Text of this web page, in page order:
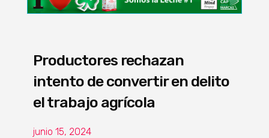
Productores rechazan
intento de convertir en delito
el trabajo agrícola
junio 15, 2024